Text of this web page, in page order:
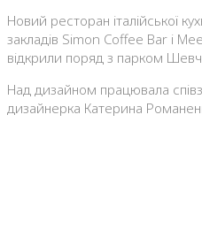
Новий ресторан італійської
закладів Simon Coffee Bar і
відкрили поряд з парком
Над дизайном працювала
дизайнерка Катерина